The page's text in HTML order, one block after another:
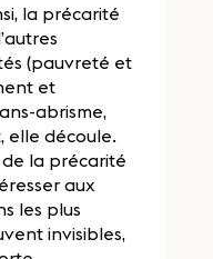
la précarité
(pauvreté et
et
abrisme,
elle découle.
la précarité
aux
les plus
invisibles,